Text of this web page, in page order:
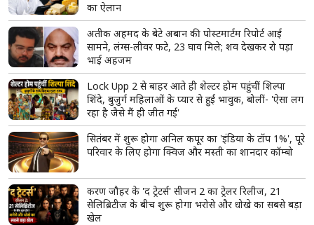
का ऐलान
अतीक अहमद के बेटे अबान की पोस्टमार्टम रिपोर्ट आई
सामने, लंग्स-लीवर फटे, 23 घाव मिले; शव देखकर रो पड़ा
भाई अहजम
Lock Upp 2 से बाहर आते ही शेल्टर होम पहुंचीं शिल्पा
शिंदे, बुजुर्ग महिलाओं के प्यार से हुईं भावुक, बोलीं- 'ऐसा लग
रहा है जैसे मैं ही जीत गई'
सितंबर में शुरू होगा अनिल कपूर का 'इंडिया के टॉप 1%', पूरे
परिवार के लिए होगा क्विज और मस्ती का शानदार कॉम्बो
करण जौहर के 'द ट्रेटर्स' सीजन 2 का ट्रेलर रिलीज, 21
सेलिब्रिटीज के बीच शुरू होगा भरोसे और धोखे का सबसे बड़ा
खेल